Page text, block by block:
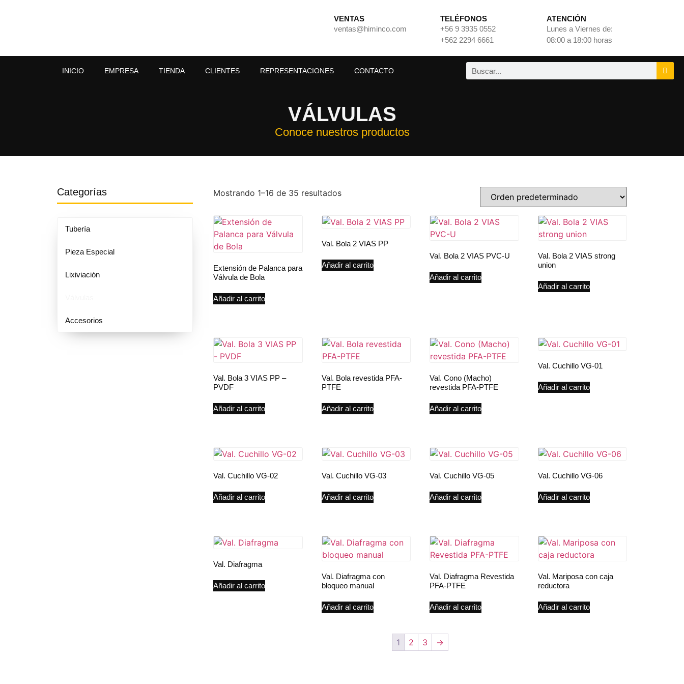
VENTAS
ventas@himinco.com
TELÉFONOS
+56 9 3935 0552
+562 2294 6661
ATENCIÓN
Lunes a Viernes de:
08:00 a 18:00 horas
INICIO EMPRESA TIENDA CLIENTES REPRESENTACIONES CONTACTO
VÁLVULAS
Conoce nuestros productos
Categorías
Tubería
Pieza Especial
Lixiviación
Accesorios
Mostrando 1–16 de 35 resultados
Extensión de Palanca para
Válvula de Bola
Añadir al carrito
Val. Bola 2 VIAS PP
Añadir al carrito
Val. Bola 2 VIAS PVC-U
Añadir al carrito
Val. Bola 2 VIAS strong
union
Añadir al carrito
Val. Bola 3 VIAS PP –
PVDF
Añadir al carrito
Val. Bola revestida PFA-
PTFE
Añadir al carrito
Val. Cono (Macho)
revestida PFA-PTFE
Añadir al carrito
Val. Cuchillo VG-01
Añadir al carrito
Val. Cuchillo VG-02
Añadir al carrito
Val. Cuchillo VG-03
Añadir al carrito
Val. Cuchillo VG-05
Añadir al carrito
Val. Cuchillo VG-06
Añadir al carrito
Val. Diafragma
Añadir al carrito
Val. Diafragma con
bloqueo manual
Añadir al carrito
Val. Diafragma Revestida
PFA-PTFE
Añadir al carrito
Val. Mariposa con caja
reductora
Añadir al carrito
1 2 3 →